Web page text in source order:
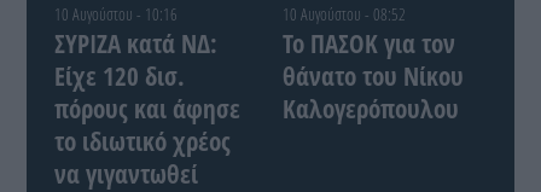
10 Αυγούστου - 10:16
ΣΥΡΙΖΑ κατά ΝΔ:
Είχε 120 δισ.
πόρους και άφησε
το ιδιωτικό χρέος
να γιγαντωθεί
10 Αυγούστου - 08:52
Το ΠΑΣΟΚ για τον
θάνατο του Νίκου
Καλογερόπουλου